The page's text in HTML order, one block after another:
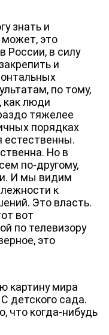
знать и
может, это
России, в силу
и
по тому,
как люди
тяжелее
порядках
естественны.
Но в
по-другому,
И мы видим
к
Это власть.
вот
по телевизору
это
картину мира
детского сада.
что когда-нибудь